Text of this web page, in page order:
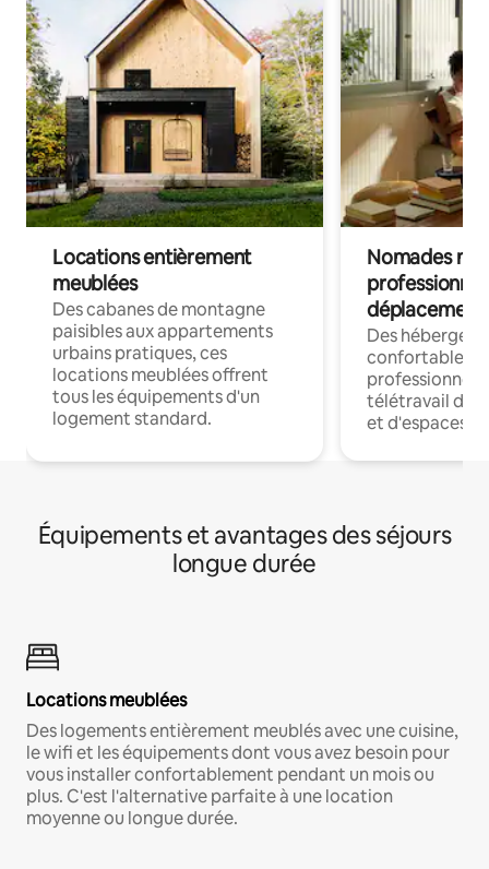
Locations entièrement
meublées
Des cabanes de montagne
paisibles aux appartements
urbains pratiques, ces
locations meublées offrent
tous les équipements d'un
logement standard.
Nomades
déplacement
Des
confortables
professionnels
télétravail
et d'espaces
Équipements et avantages des séjours
longue durée
Locations meublées
Des logements entièrement meublés avec une cuisine,
le wifi et les équipements dont vous avez besoin pour
vous installer confortablement pendant un mois ou
plus. C'est l'alternative parfaite à une location
moyenne ou longue durée.